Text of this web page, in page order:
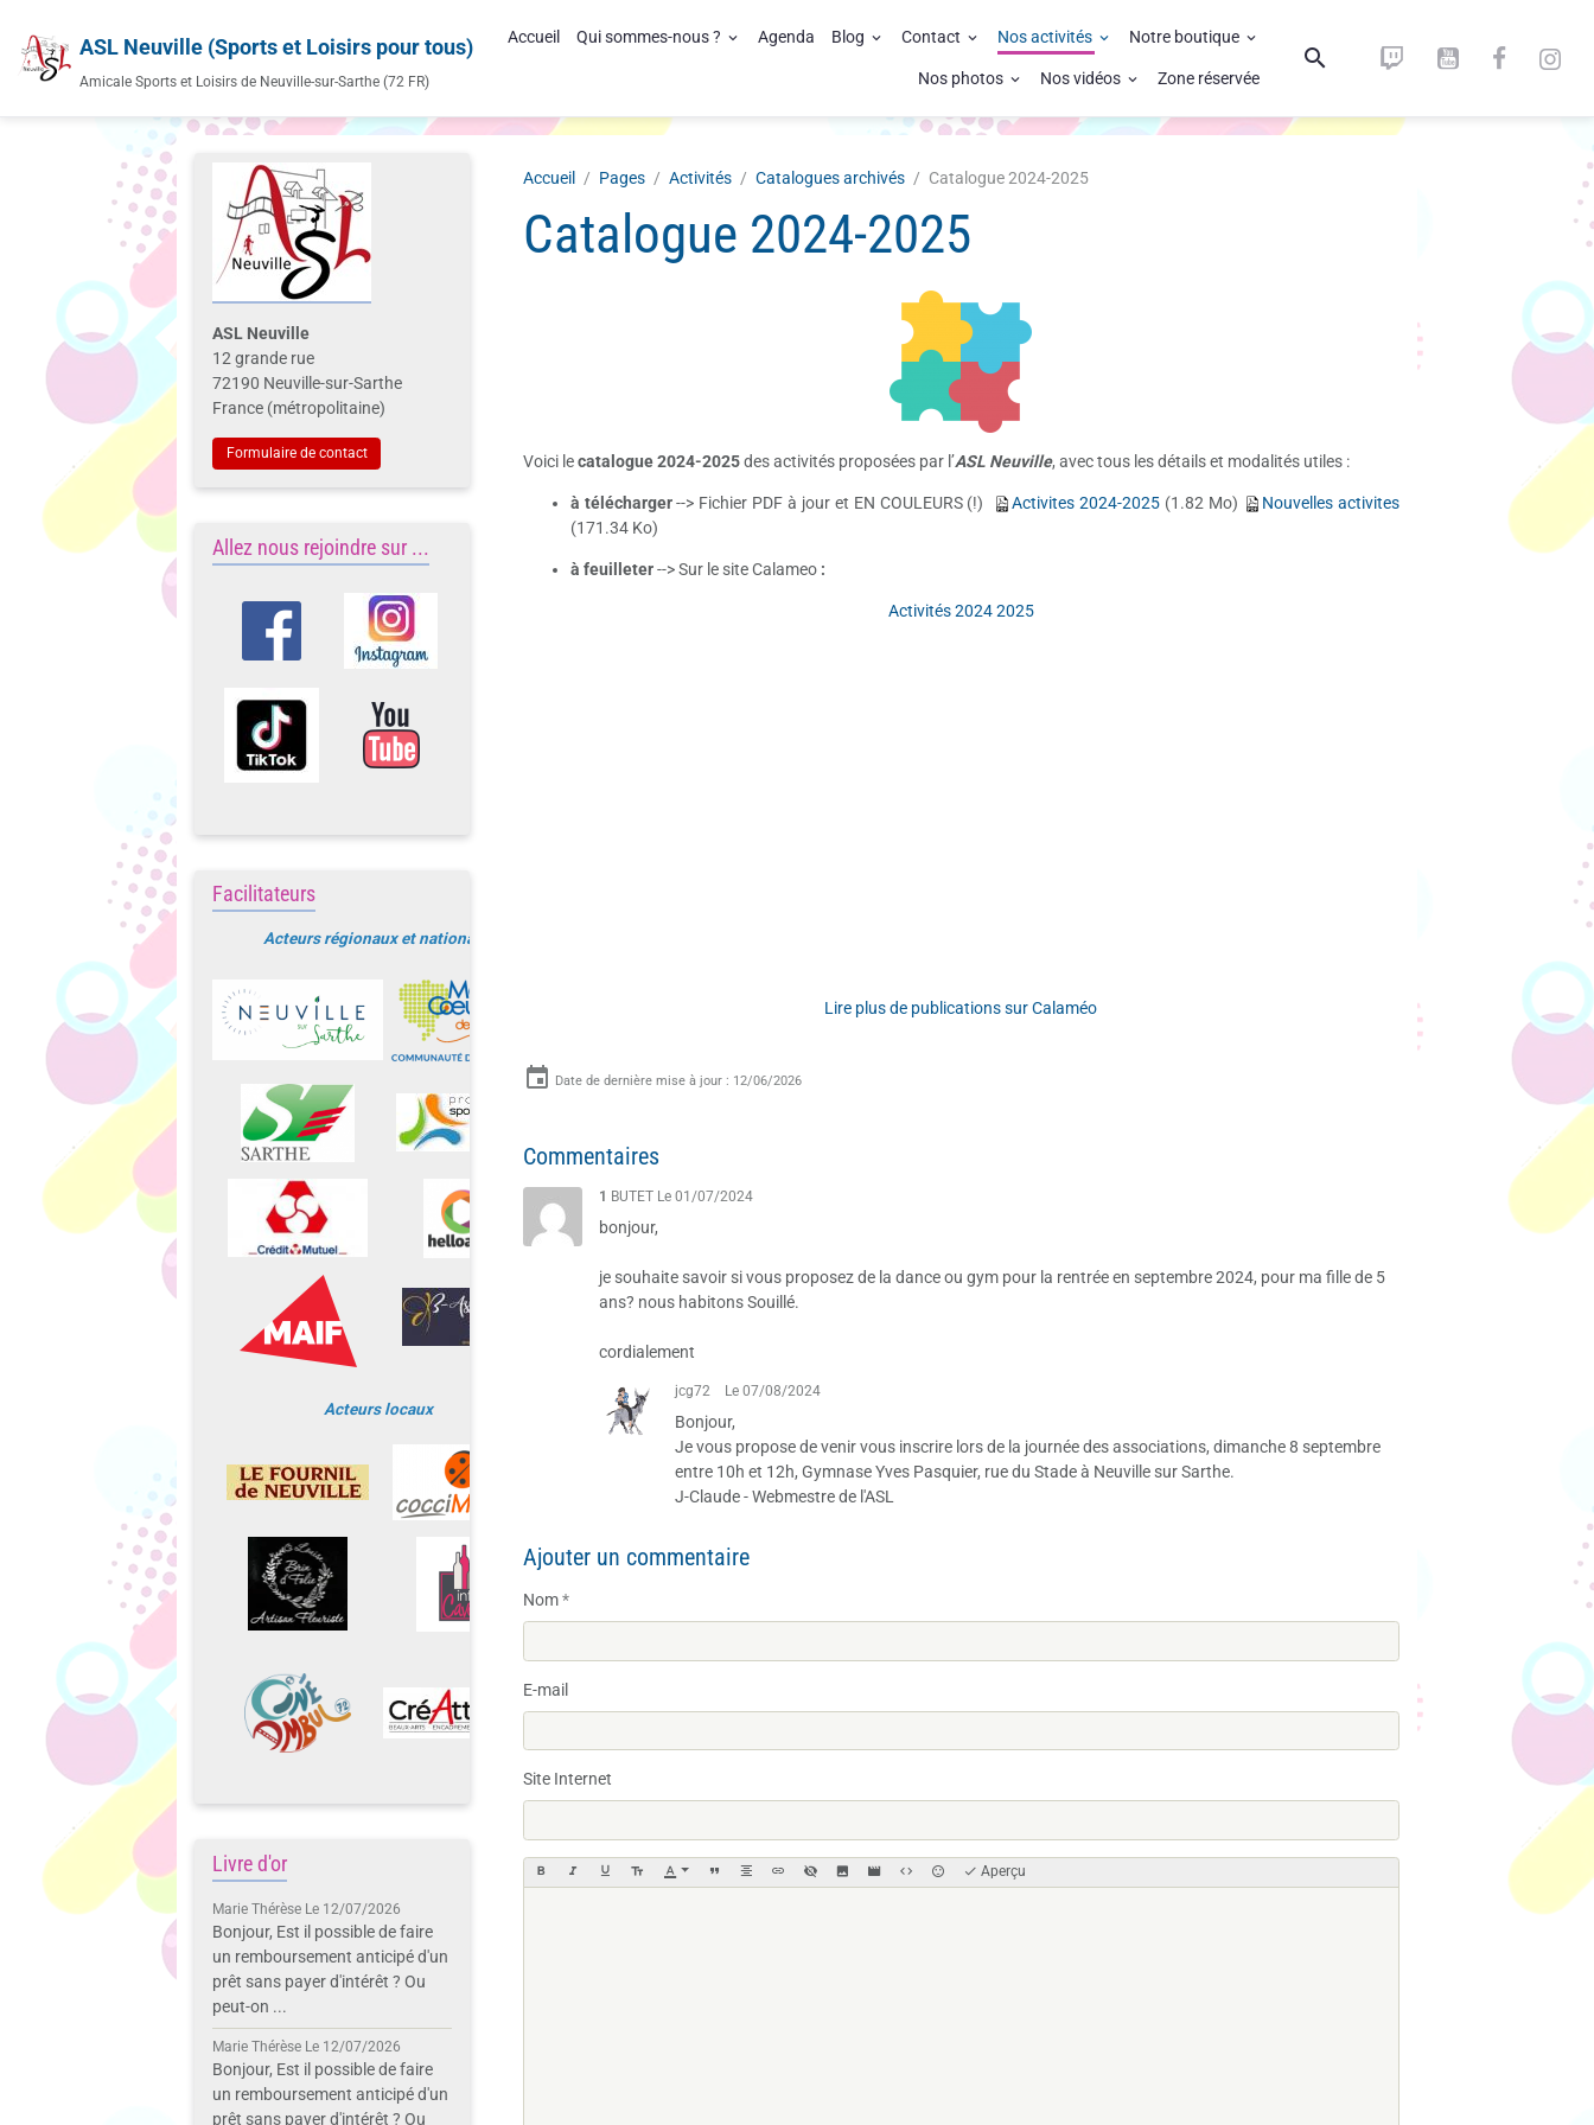
ASL Neuville (Sports et Loisirs pour tous)
Amicale Sports et Loisirs de Neuville-sur-Sarthe (72 FR)
Accueil Qui sommes-nous ? Agenda Blog Contact Nos activités Notre boutique
Nos photos Nos vidéos Zone réservée
Accueil Pages Activités Catalogues archivés Catalogue 2024-2025
Catalogue 2024-2025
Voici lecatalogue 2024-2025des activités proposées par l’ASL Neuville, avec tous les détails et modalités utiles :
à télécharger--> Fichier PDF à jour et EN COULEURS (!) Activites 2024-2025 (1.82 Mo)
Nouvelles activites
(171.34 Ko)
à feuilleter--> Sur le site Calameo:
Activités 2024 2025
Lire plus de publications sur Calaméo
Date de dernière mise à jour : 12/06/2026
Commentaires
1 BUTET Le 01/07/2024
bonjour,
je souhaite savoir si vous proposez de la dance ou gym pour la rentrée en septembre 2024, pour ma fille de 5
ans? nous habitons Souillé.
cordialement
jcg72 Le 07/08/2024
Bonjour,
Je vous propose de venir vous inscrire lors de la journée des associations, dimanche 8 septembre
entre 10h et 12h, Gymnase Yves Pasquier, rue du Stade à Neuville sur Sarthe.
J-Claude - Webmestre de l'ASL
Ajouter un commentaire
Nom
E-mail
Site Internet
Aperçu
ASL Neuville
12 grande rue
72190 Neuville-sur-Sarthe
France (métropolitaine)
Formulaire de contact
Allez nous rejoindre sur ...
Facilitateurs
Acteurs régionaux et nationaux
Acteurs locaux
Livre d'or
Marie Thérèse Le 12/07/2026
Bonjour, Est il possible de faire
un remboursement anticipé d'un
prêt sans payer d'intérêt ? Ou
peut-on ...
Marie Thérèse Le 12/07/2026
Bonjour, Est il possible de faire
un remboursement anticipé d'un
prêt sans payer d'intérêt ? Ou